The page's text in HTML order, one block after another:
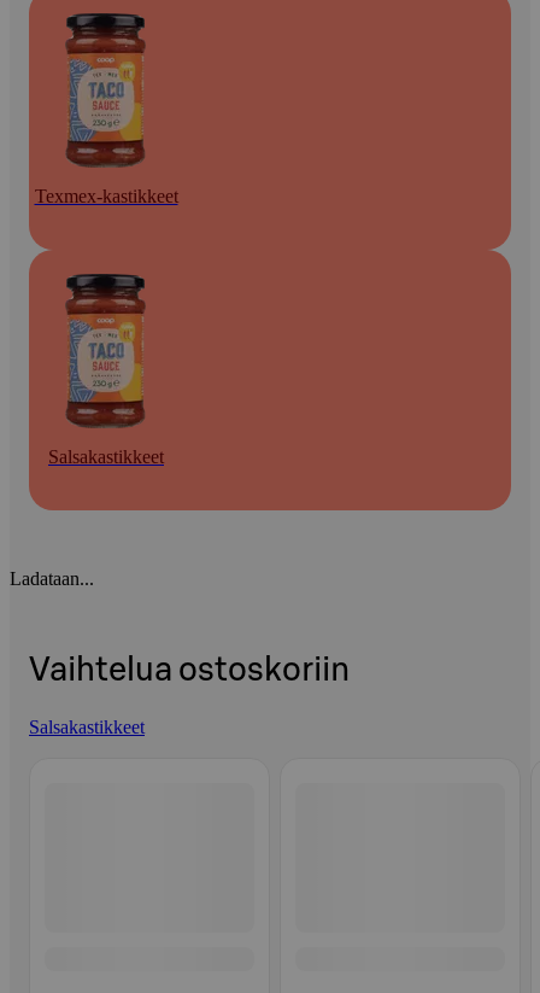
Texmex-kastikkeet
Salsakastikkeet
Ladataan...
Vaihtelua ostoskoriin
Salsakastikkeet